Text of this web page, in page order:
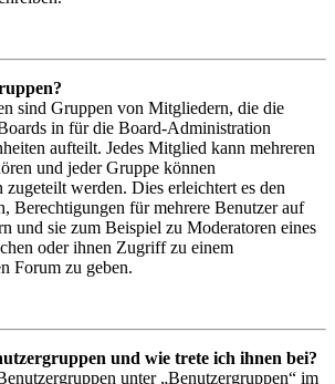
sind Gruppen von Mitgliedern, die die
in für die Board-Administration
aufteilt. Jedes Mitglied kann mehreren
und jeder Gruppe können
zugeteilt werden. Dies erleichtert es den
Berechtigungen für mehrere Benutzer auf
und sie zum Beispiel zu Moderatoren eines
oder ihnen Zugriff zu einem
Forum zu geben.
und wie trete ich ihnen bei?
unter „Benutzergruppen“ im